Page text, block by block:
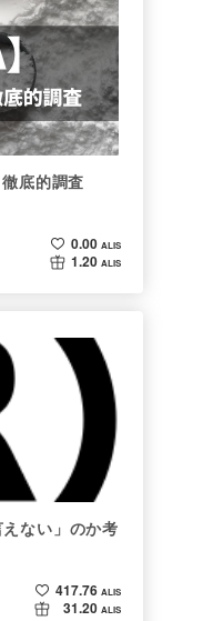
底的調査
0.00 ALIS
1.20 ALIS
ない」のか考
417.76 ALIS
31.20 ALIS